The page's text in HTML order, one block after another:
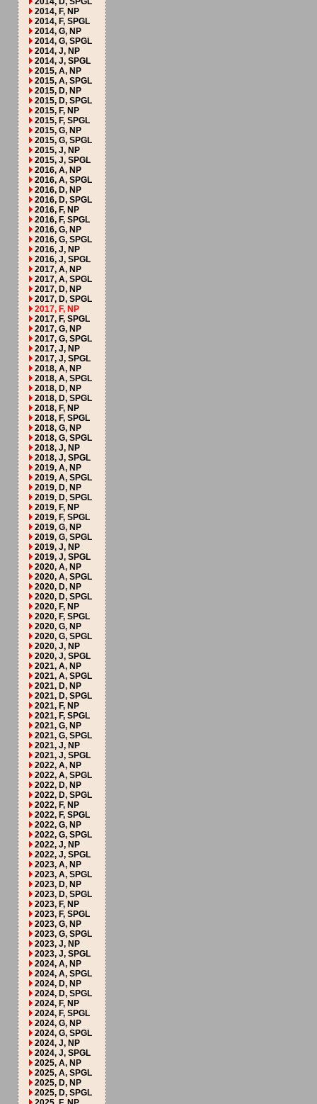
2014, F, NP
2014, F, SPGL
2014, G, NP
2014, G, SPGL
2014, J, NP
2014, J, SPGL
2015, A, NP
2015, A, SPGL
2015, D, NP
2015, D, SPGL
2015, F, NP
2015, F, SPGL
2015, G, NP
2015, G, SPGL
2015, J, NP
2015, J, SPGL
2016, A, NP
2016, A, SPGL
2016, D, NP
2016, D, SPGL
2016, F, NP
2016, F, SPGL
2016, G, NP
2016, G, SPGL
2016, J, NP
2016, J, SPGL
2017, A, NP
2017, A, SPGL
2017, D, NP
2017, D, SPGL
2017, F, NP
2017, F, SPGL
2017, G, NP
2017, G, SPGL
2017, J, NP
2017, J, SPGL
2018, A, NP
2018, A, SPGL
2018, D, NP
2018, D, SPGL
2018, F, NP
2018, F, SPGL
2018, G, NP
2018, G, SPGL
2018, J, NP
2018, J, SPGL
2019, A, NP
2019, A, SPGL
2019, D, NP
2019, D, SPGL
2019, F, NP
2019, F, SPGL
2019, G, NP
2019, G, SPGL
2019, J, NP
2019, J, SPGL
2020, A, NP
2020, A, SPGL
2020, D, NP
2020, D, SPGL
2020, F, NP
2020, F, SPGL
2020, G, NP
2020, G, SPGL
2020, J, NP
2020, J, SPGL
2021, A, NP
2021, A, SPGL
2021, D, NP
2021, D, SPGL
2021, F, NP
2021, F, SPGL
2021, G, NP
2021, G, SPGL
2021, J, NP
2021, J, SPGL
2022, A, NP
2022, A, SPGL
2022, D, NP
2022, D, SPGL
2022, F, NP
2022, F, SPGL
2022, G, NP
2022, G, SPGL
2022, J, NP
2022, J, SPGL
2023, A, NP
2023, A, SPGL
2023, D, NP
2023, D, SPGL
2023, F, NP
2023, F, SPGL
2023, G, NP
2023, G, SPGL
2023, J, NP
2023, J, SPGL
2024, A, NP
2024, A, SPGL
2024, D, NP
2024, D, SPGL
2024, F, NP
2024, F, SPGL
2024, G, NP
2024, G, SPGL
2024, J, NP
2024, J, SPGL
2025, A, NP
2025, A, SPGL
2025, D, NP
2025, D, SPGL